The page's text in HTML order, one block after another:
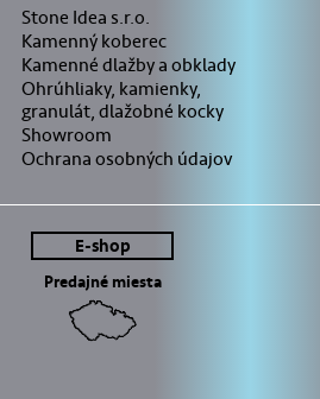
Stone Idea s.r.o.
Kamenný koberec
Kamenné dlažby a obklady
Ohrúhliaky, kamienky,
granulát, dlažobné kocky
Showroom
Ochrana osobných údajov
E-shop
Predajné miesta